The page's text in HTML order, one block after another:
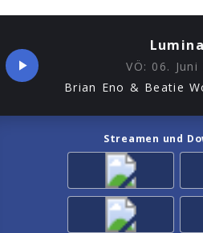
VÖ: 06. Juni
Brian Eno & Beatie
Streamen und